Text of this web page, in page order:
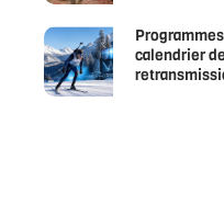
calendrier